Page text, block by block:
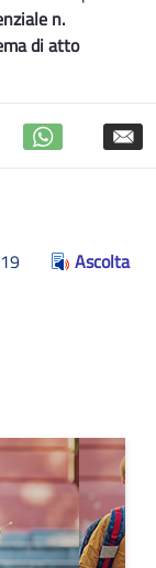
n.
di atto
Ascolta